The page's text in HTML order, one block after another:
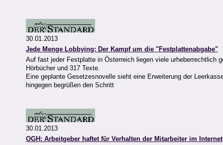
30.01.2013
Jede Menge Lobbying: Der Kampf um die "Festplattenabgabe"
Auf fast jeder Festplatte in Österreich liegen viele urheberrechtlich
Hörbücher und 317 Texte.
Eine geplante Gesetzesnovelle sieht eine Erweiterung der
hingegen begrüßen den Schritt
30.01.2013
OGH: Arbeitgeber haftet für Verhalten der Mitarbeiter im Internet